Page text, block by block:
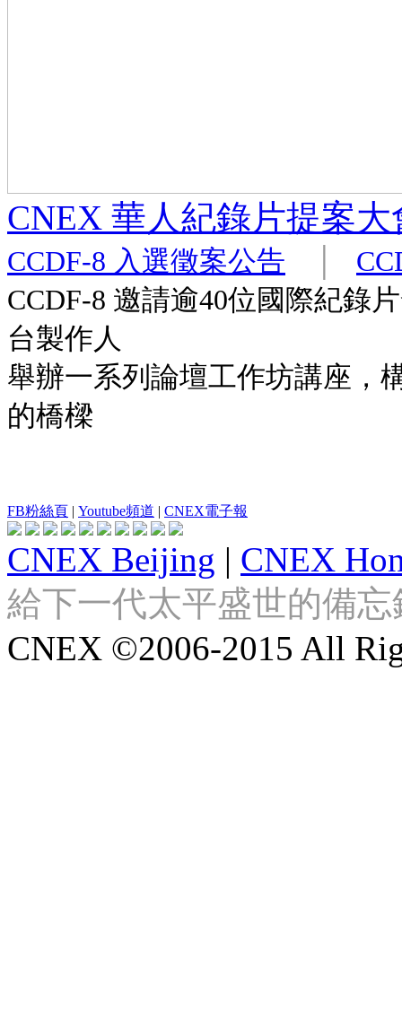
CNEX 華人紀錄片提案大
CCDF-8 入選徵案公告
CCDF-8 邀請逾40位國際紀錄
台製作人
舉辦一系列論壇工作坊講座，
的橋樑
FB粉絲頁 | Youtube頻道 | CNEX電子報
CNEX Beijing | CNEX
給下一代太平盛世的備忘
CNEX ©2006-2015 All